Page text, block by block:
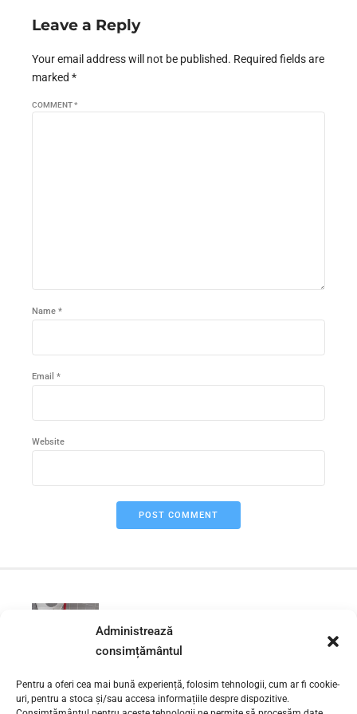
Administrează
consimțământul
Pentru a oferi cea mai bună experiență, folosim tehnologii, cum ar fi cookie-
uri, pentru a stoca și/sau accesa informațiile despre dispozitive.
Leave a Reply
Your email address will not be published. Required fields are
marked *
COMMENT*
Name *
Email *
Website
POST COMMENT
Desfundare wc Zona Petricani –
Sector 2 | 0730 111 131
NEXT